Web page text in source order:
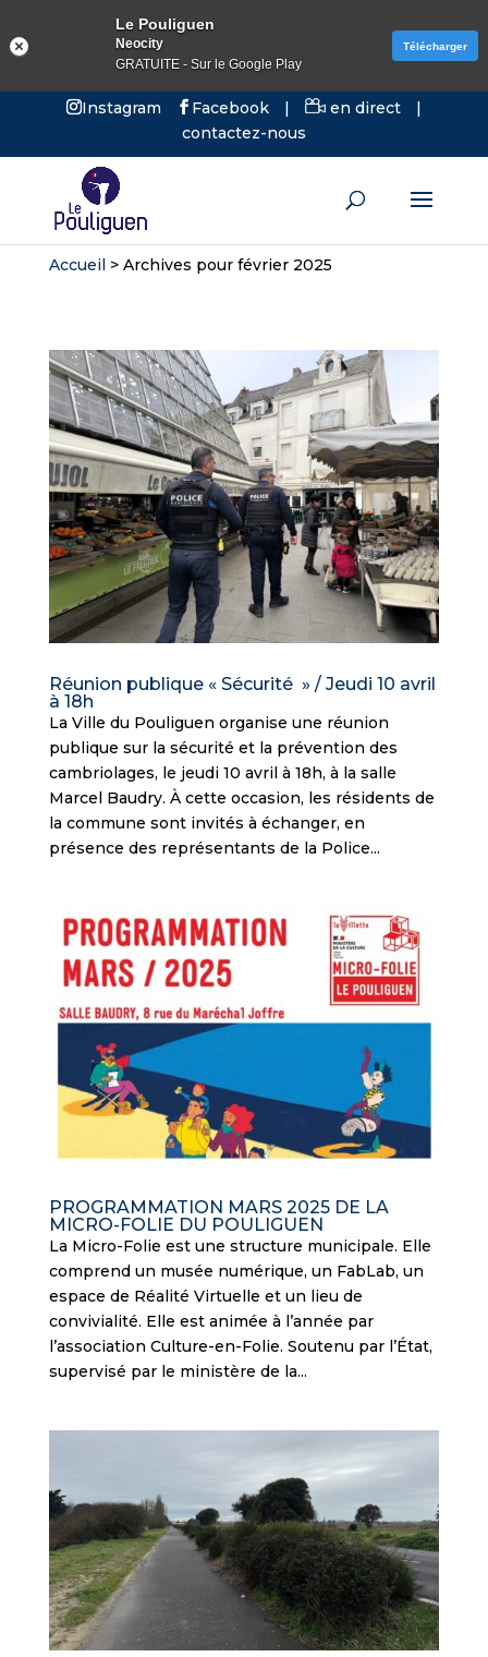
Instagram Facebook | en direct
|
contactez-nous
Accueil> Archives pour février 2025
Réunion publique « Sécurité » / Jeudi 10 avril
à 18h
La Ville du Pouliguen organise une réunion
publique sur la sécurité et la prévention des
cambriolages, le jeudi 10 avril à 18h, à la salle
Marcel Baudry. À cette occasion, les résidents de
la commune sont invités à échanger, en
présence des représentants de la Police...
PROGRAMMATION MARS 2025 DE LA
MICRO-FOLIE DU POULIGUEN
La Micro-Folie est une structure municipale. Elle
comprend un musée numérique, un FabLab, un
espace de Réalité Virtuelle et un lieu de
convivialité. Elle est animée à l’année par
l’association Culture-en-Folie. Soutenu par l’État,
supervisé par le ministère de la...
Le Pouliguen
Neocity
GRATUITE - Sur le Google Play
Télécharger